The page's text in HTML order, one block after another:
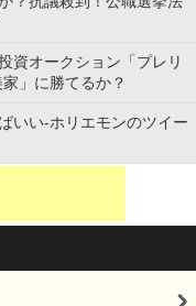
資オークション「プレリ
」に勝てるか？
いい-ホリエモンのツイー